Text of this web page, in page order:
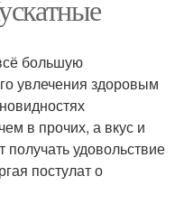
большую
увлечения здоровым
в прочих, а вкус и
удовольствие
постулат о